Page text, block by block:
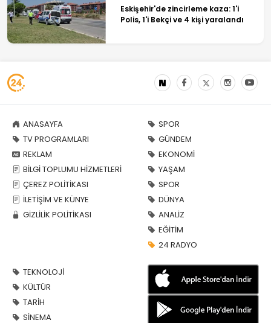
Eskişehir'de zincirleme kaza: 1'i
Polis, 1'i Bekçi ve 4 kişi yaralandı
ANASAYFA
TV PROGRAMLARI
REKLAM
BİLGİ TOPLUMU HİZMETLERİ
ÇEREZ POLİTİKASI
İLETİŞİM VE KÜNYE
GİZLİLİK POLİTİKASI
SPOR
GÜNDEM
EKONOMİ
YAŞAM
SPOR
DÜNYA
ANALİZ
EĞİTİM
24 RADYO
TEKNOLOJİ
KÜLTÜR
TARİH
SİNEMA